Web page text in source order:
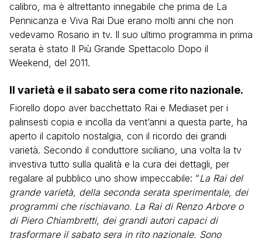
calibro, ma è altrettanto innegabile che prima de La
Pennicanza e Viva Rai Due erano molti anni che non
vedevamo Rosario in tv. Il suo ultimo programma in prima
serata è stato Il Più Grande Spettacolo Dopo il
Weekend, del 2011.
Il varietà e il sabato sera come rito nazionale.
Fiorello dopo aver bacchettato Rai e Mediaset per i
palinsesti copia e incolla da vent’anni a questa parte, ha
aperto il capitolo nostalgia, con il ricordo dei grandi
varietà. Secondo il conduttore siciliano, una volta la tv
investiva tutto sulla qualità e la cura dei dettagli, per
regalare al pubblico uno show impeccabile: “La Rai del
grande varietà, della seconda serata sperimentale, dei
programmi che rischiavano. La Rai di Renzo Arbore o
di Piero Chiambretti, dei grandi autori capaci di
trasformare il sabato sera in rito nazionale. Sono